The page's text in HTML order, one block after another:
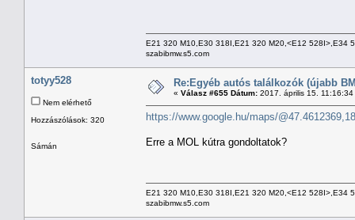
E21 320 M10,E30 318I,E21 320 M20,<E12 528I>,E34
szabibmw.s5.com
totyy528
Nem elérhető
Hozzászólások: 320
Sámán
Re:Egyéb autós találkozók (újabb
« Válasz #655 Dátum: 2017. április 15. 11:16:34
https://www.google.hu/maps/
Erre a MOL kútra gondoltatok?
E21 320 M10,E30 318I,E21 320 M20,<E12 528I>,E34
szabibmw.s5.com